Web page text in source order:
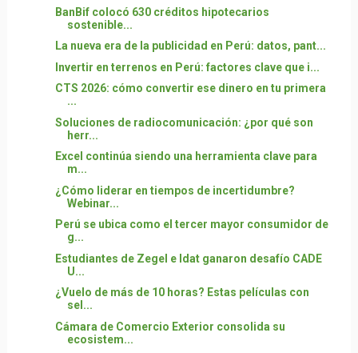
BanBif colocó 630 créditos hipotecarios
sostenible...
La nueva era de la publicidad en Perú: datos, pant...
Invertir en terrenos en Perú: factores clave que i...
CTS 2026: cómo convertir ese dinero en tu primera
...
Soluciones de radiocomunicación: ¿por qué son
herr...
Excel continúa siendo una herramienta clave para
m...
¿Cómo liderar en tiempos de incertidumbre?
Webinar...
Perú se ubica como el tercer mayor consumidor de
g...
Estudiantes de Zegel e Idat ganaron desafío CADE
U...
¿Vuelo de más de 10 horas? Estas películas con
sel...
Cámara de Comercio Exterior consolida su
ecosistem...